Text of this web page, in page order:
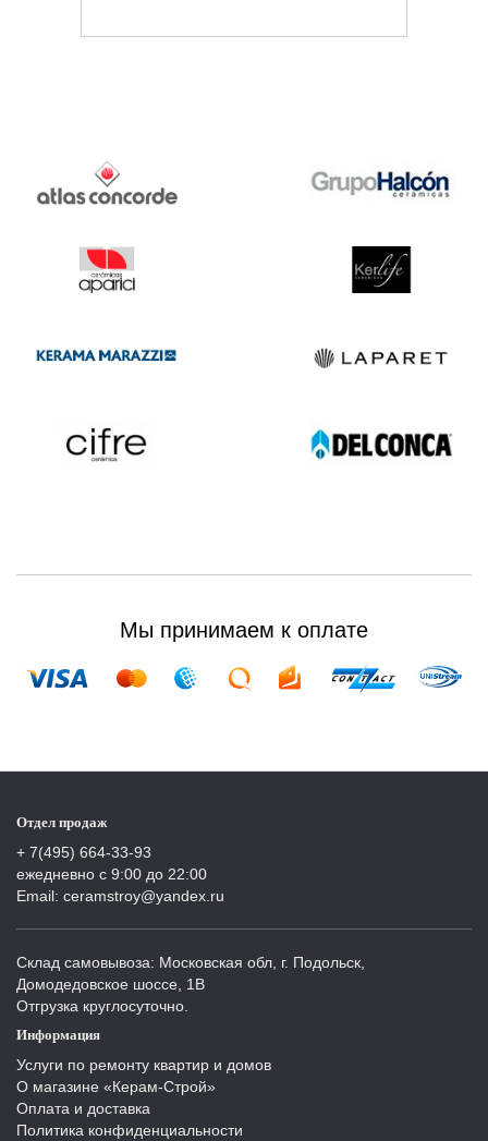
Мы принимаем к оплате
Отдел продаж
+ 7(495) 664-33-93
ежедневно с 9:00 до 22:00
Email: ceramstroy@yandex.ru
Склад самовывоза: Московская обл, г. Подольск,
Домодедовское шоссе, 1В
Отгрузка круглосуточно.
Информация
Услуги по ремонту квартир и домов
О магазине «Керам-Строй»
Оплата и доставка
Политика конфиденциальности